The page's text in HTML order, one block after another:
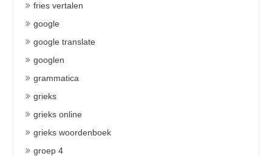
fries vertalen
google
google translate
googlen
grammatica
grieks
grieks online
grieks woordenboek
groep 4